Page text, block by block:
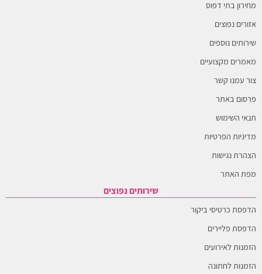
מחירון בתי דפוס
אזורים נפוצים
שירותים נוספים
מאמרים מקצועיים
צור עמנו קשר
פרסום באתר
תנאי השימוש
מדיניות הפרטיות
הצהרת נגישות
מפת האתר
שירותים נפוצים
הדפסת כרטיסי ביקור
הדפסת פליירים
הזמנות לאירועים
הזמנות לחתונה